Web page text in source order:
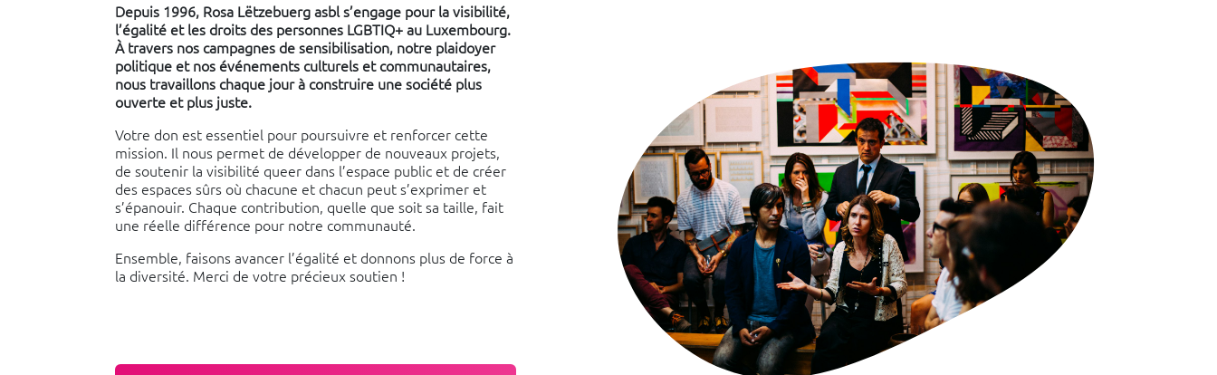
Depuis 1996, Rosa Lëtzebuerg asbl s’engage pour la visibilité,
l’égalité et les droits des personnes LGBTIQ+ au Luxembourg.
À travers nos campagnes de sensibilisation, notre plaidoyer
politique et nos événements culturels et communautaires,
nous travaillons chaque jour à construire une société plus
ouverte et plus juste.
Votre don est essentiel pour poursuivre et renforcer cette
mission. Il nous permet de développer de nouveaux projets,
de soutenir la visibilité queer dans l’espace public et de créer
des espaces sûrs où chacune et chacun peut s’exprimer et
s’épanouir. Chaque contribution, quelle que soit sa taille, fait
une réelle différence pour notre communauté.
Ensemble, faisons avancer l’égalité et donnons plus de force à
la diversité. Merci de votre précieux soutien !